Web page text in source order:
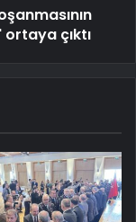
ortaya çıktı